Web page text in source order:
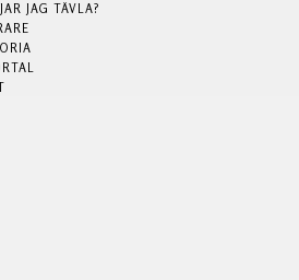
JAG TÄVLA?
JAG TÄVLA?